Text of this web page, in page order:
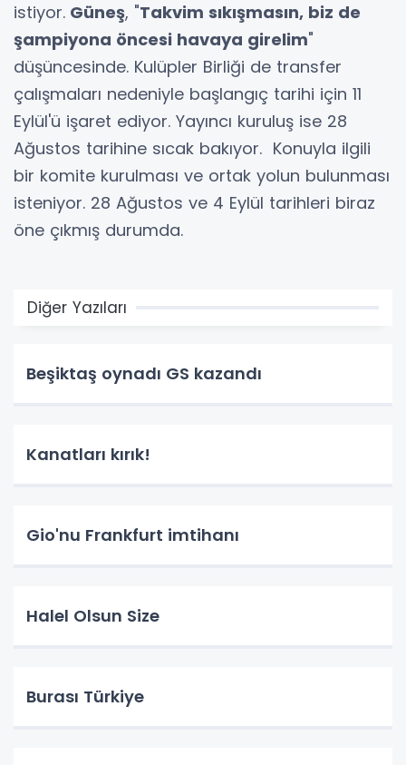
istiyor. Güneş, "Takvim sıkışmasın, biz de
şampiyona öncesi havaya girelim"
düşüncesinde. Kulüpler Birliği de transfer
çalışmaları nedeniyle başlangıç tarihi için 11
Eylül'ü işaret ediyor. Yayıncı kuruluş ise 28
Ağustos tarihine sıcak bakıyor. Konuyla ilgili
bir komite kurulması ve ortak yolun bulunması
isteniyor. 28 Ağustos ve 4 Eylül tarihleri biraz
öne çıkmış durumda.
Diğer Yazıları
Beşiktaş oynadı GS kazandı
Kanatları kırık!
Gio'nu Frankfurt imtihanı
Halel Olsun Size
Burası Türkiye